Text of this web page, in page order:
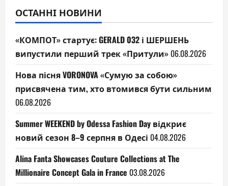
ОСТАННІ НОВИНИ
«КОМПОТ» стартує: GERALD 032 і ШЕРШЕНЬ
випустили перший трек «Притули» 06.08.2026
Нова пісня VORONOVA «Сумую за собою»
присвячена тим, хто втомився бути сильним
06.08.2026
Summer WEEKEND by Odessa Fashion Day відкриє
новий сезон 8–9 серпня в Одесі 04.08.2026
Alina Fanta Showcases Couture Collections at The
Millionaire Concept Gala in France 03.08.2026